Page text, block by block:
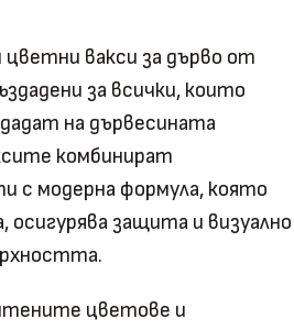
вакси за дърво от
за всички, които
на дървесината
комбинират
с модерна формула, която
осигурява защита и визуално
цветове и